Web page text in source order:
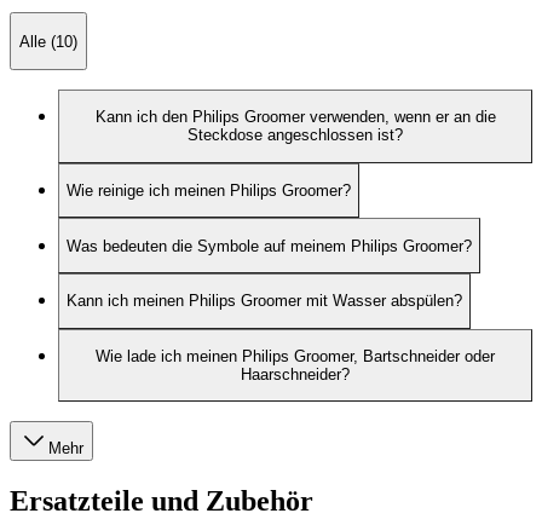
Alle (10)
Kann ich den Philips Groomer verwenden, wenn er an die
Steckdose angeschlossen ist?
Wie reinige ich meinen Philips Groomer?
Was bedeuten die Symbole auf meinem Philips Groomer?
Kann ich meinen Philips Groomer mit Wasser abspülen?
Wie lade ich meinen Philips Groomer, Bartschneider oder
Haarschneider?
Mehr
Ersatzteile und Zubehör